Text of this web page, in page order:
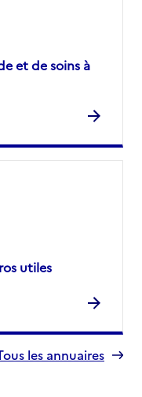
et de soins à
utiles
les annuaires